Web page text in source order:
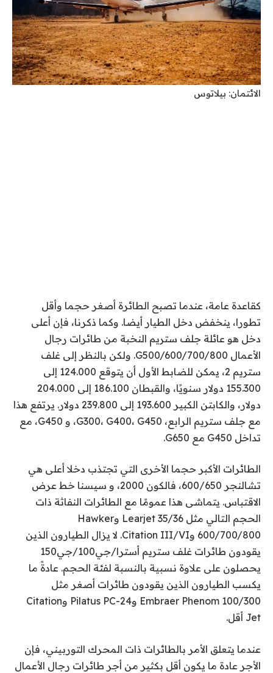
الائتمان: بيلاتوس
كقاعدة عامة، عندما تصبح الطائرة أصغر حجما وأقل
تطورا، ينخفض ​​دخل الطيار أيضا. وكما ذكرنا، فإن أعلى
دخل هو عائلة جلف ستريم النخبة من طائرات رجال
الأعمال G500/600/700/800. ولكن بالنظر إلى غلف
ستريم 2، يمكن للضابط الأول أن يتوقع 124.000 إلى
155.300 دولار سنويًا، والقبطان 186.100 إلى 204.000
دولار، والكابتن الكبير 193.600 إلى 239.800 دولار. يرتفع هذا
مع جلف ستريم الرابع، G300، G400، G450، و G450، مع
تداخل G450 مع G650.
الطائرات الأكبر حجما الأخرى التي تجتذب دخلا أعلى هي
تشالنجر 600/650، فالكون 2000، و
سيسنا خط عرض
الاقتباس. يتماشى هذا عمومًا مع الطائرات النفاثة ذات
الحجم التالي مثل Learjet 35/36 وHawker
600/700/800 وCitation III/VI. لا يزال الطيارون الذين
يقودون طائرات غلف ستريم أسترا/جي100/جي150
يحصلون على علاوة نسبية بالنسبة لفئة الحجم. عادةً ما
يكسب الطيارون الذين يقودون طائرات أصغر مثل
Embraer Phenom 100/300 وPilatus PC-24 وCitation
Jet أقل.
عندما يتعلق الأمر بالطائرات ذات المحرك التوربيني، فإن
الأجر عادة ما يكون أقل بكثير من أجر طائرات رجال الأعمال